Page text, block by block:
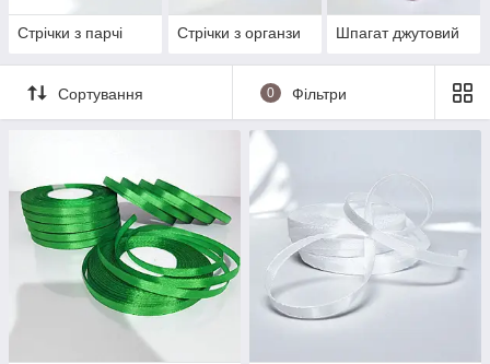
Стрічки з парчі Стрічки з органзи Шпагат джутовий
Сортування 0 Фільтри